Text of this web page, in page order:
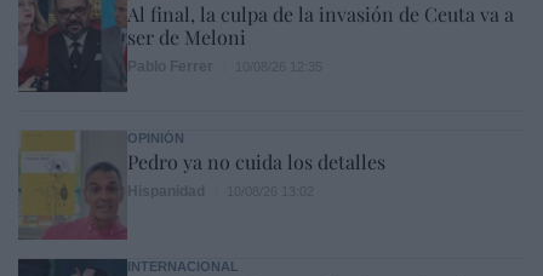
Al final, la culpa de la invasión de Ceuta va a
ser de Meloni
OPINIÓN
Pedro ya no cuida los detalles
INTERNACIONAL